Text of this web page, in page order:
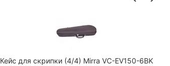
Кейс для скрипки (4/4) Mirra VC-EV150-6BK